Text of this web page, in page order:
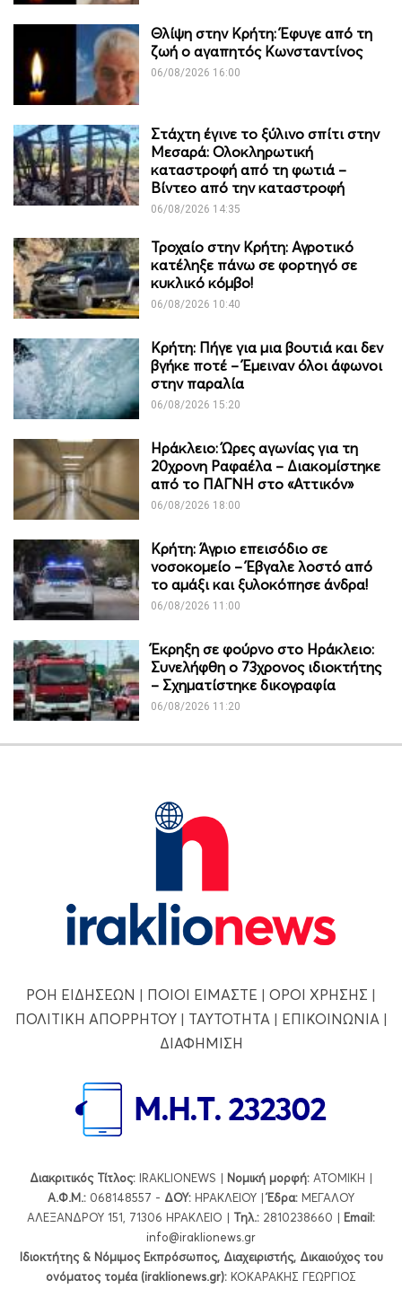
Θλίψη στην Κρήτη: Έφυγε από τη
ζωή ο αγαπητός Κωνσταντίνος
06/08/2026 16:00
Στάχτη έγινε το ξύλινο σπίτι στην
Μεσαρά: Ολοκληρωτική
καταστροφή από τη φωτιά –
Βίντεο από την καταστροφή
06/08/2026 14:35
Τροχαίο στην Κρήτη: Αγροτικό
κατέληξε πάνω σε φορτηγό σε
κυκλικό κόμβο!
06/08/2026 10:40
Κρήτη: Πήγε για μια βουτιά και δεν
βγήκε ποτέ – Έμειναν όλοι άφωνοι
στην παραλία
06/08/2026 15:20
Ηράκλειο: Ώρες αγωνίας για τη
20χρονη Ραφαέλα – Διακομίστηκε
από το ΠΑΓΝΗ στο «Αττικόν»
06/08/2026 18:00
Κρήτη: Άγριο επεισόδιο σε
νοσοκομείο – Έβγαλε λοστό από
το αμάξι και ξυλοκόπησε άνδρα!
06/08/2026 11:00
Έκρηξη σε φούρνο στο Ηράκλειο:
Συνελήφθη ο 73χρονος ιδιοκτήτης
– Σχηματίστηκε δικογραφία
06/08/2026 11:20
ΡΟΗ ΕΙΔΗΣΕΩΝ | ΠΟΙΟΙ ΕΙΜΑΣΤΕ | ΟΡΟΙ ΧΡΗΣΗΣ |
ΠΟΛΙΤΙΚΗ ΑΠΟΡΡΗΤΟΥ| ΤΑΥΤΟΤΗΤΑ | ΕΠΙΚΟΙΝΩΝΙΑ |
ΔΙΑΦΗΜΙΣΗ
Διακριτικός Τίτλος: IRAKLIONEWS | Νομική μορφή: ΑΤΟΜΙΚΗ |
Α.Φ.Μ.: 068148557 - ΔΟΥ: ΗΡΑΚΛΕΙΟΥ |Έδρα: ΜΕΓΑΛΟΥ
ΑΛΕΞΑΝΔΡΟΥ 151, 71306 ΗΡΑΚΛΕΙΟ | Τηλ.: 2810238660 | Εmail:
info@iraklionews.gr
Ιδιοκτήτης & Νόμιμος Εκπρόσωπος, Διαχειριστής, Δικαιούχος του
ονόματος τομέα (iraklionews.gr): ΚΟΚΑΡΑΚΗΣ ΓΕΩΡΓΙΟΣ